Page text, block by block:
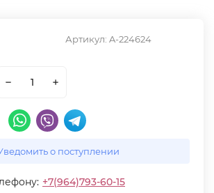
Артикул: A-224624
о поступлении
+7(964)793-60-15